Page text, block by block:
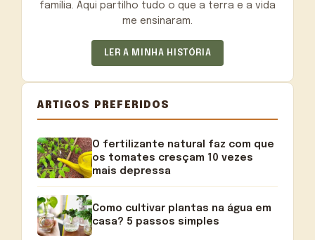
família. Aqui partilho tudo o que a terra e a vida
me ensinaram.
LER A MINHA HISTÓRIA
ARTIGOS PREFERIDOS
O fertilizante natural faz com que
os tomates cresçam 10 vezes
mais depressa
Como cultivar plantas na água em
casa? 5 passos simples